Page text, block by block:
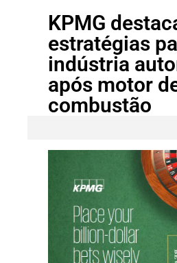
KPMG
estratégias
indústria
após motor
combustão